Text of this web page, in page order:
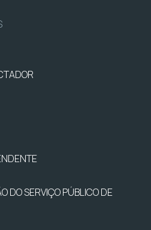
DO SERVIÇO PÚBLICO DE